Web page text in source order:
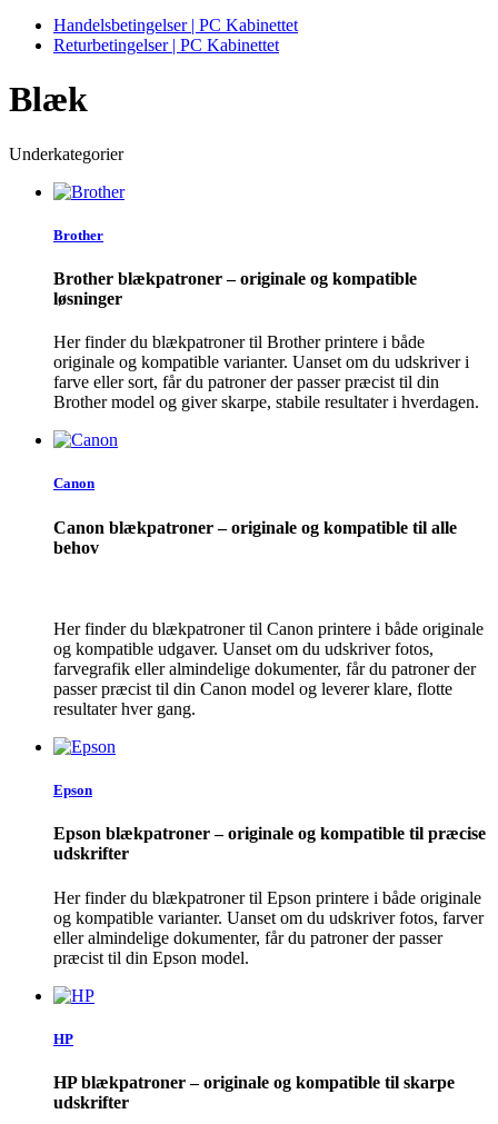
Handelsbetingelser | PC Kabinettet
Returbetingelser | PC Kabinettet
Blæk
Underkategorier
Brother
Brother blækpatroner – originale og kompatible
løsninger
Her finder du blækpatroner til Brother printere i både
originale og kompatible varianter. Uanset om du udskriver i
farve eller sort, får du patroner der passer præcist til din
Brother model og giver skarpe, stabile resultater i hverdagen.
Canon
Canon blækpatroner – originale og kompatible til alle
behov
Her finder du blækpatroner til Canon printere i både originale
og kompatible udgaver. Uanset om du udskriver fotos,
farvegrafik eller almindelige dokumenter, får du patroner der
passer præcist til din Canon model og leverer klare, flotte
resultater hver gang.
Epson
Epson blækpatroner – originale og kompatible til præcise
udskrifter
Her finder du blækpatroner til Epson printere i både originale
og kompatible varianter. Uanset om du udskriver fotos, farver
eller almindelige dokumenter, får du patroner der passer
præcist til din Epson model.
HP
HP blækpatroner – originale og kompatible til skarpe
udskrifter